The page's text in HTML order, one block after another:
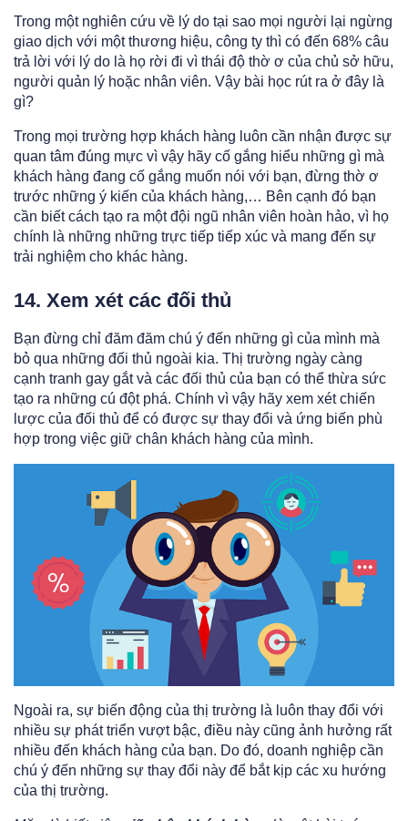
Trong một nghiên cứu về lý do tại sao mọi người lại ngừng
giao dịch với một thương hiệu, công ty thì có đến 68% câu
trả lời với lý do là họ rời đi vì thái độ thờ ơ của chủ sở hữu,
người quản lý hoặc nhân viên. Vậy bài học rút ra ở đây là
gì?
Trong mọi trường hợp khách hàng luôn cần nhận được sự
quan tâm đúng mực vì vậy hãy cố gắng hiểu những gì mà
khách hàng đang cố gắng muốn nói với bạn, đừng thờ ơ
trước những ý kiến của khách hàng,… Bên cạnh đó bạn
cần biết cách tạo ra một đội ngũ nhân viên hoàn hảo, vì họ
chính là những những trực tiếp tiếp xúc và mang đến sự
trải nghiệm cho khác hàng.
14. Xem xét các đối thủ
Bạn đừng chỉ đăm đăm chú ý đến những gì của mình mà
bỏ qua những đối thủ ngoài kia. Thị trường ngày càng
cạnh tranh gay gắt và các đối thủ của bạn có thể thừa sức
tạo ra những cú đột phá. Chính vì vậy hãy xem xét chiến
lược của đối thủ để có được sự thay đổi và ứng biến phù
hợp trong việc giữ chân khách hàng của mình.
Ngoài ra, sự biến động của thị trường là luôn thay đổi với
nhiều sự phát triển vượt bậc, điều này cũng ảnh hưởng rất
nhiều đến khách hàng của bạn. Do đó, doanh nghiệp cần
chú ý đến những sự thay đổi này để bắt kịp các xu hướng
của thị trường.